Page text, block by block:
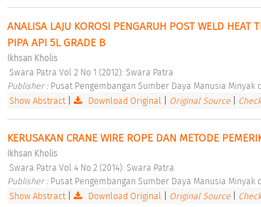
ANALISA LAJU KOROSI PENGARUH POST WELD HEAT
PIPA API 5L GRADE B
Ikhsan Kholis
Swara Patra Vol 2 No 1 (2012): Swara Patra
Publisher : Pusat Pengembangan Sumber Daya Manusia Minyak
Show Abstract| Download Original Original Source
KERUSAKAN CRANE WIRE ROPE DAN METODE
Ikhsan Kholis
Swara Patra Vol 4 No 2 (2014): Swara Patra
Publisher : Pusat Pengembangan Sumber Daya Manusia Minyak
Show Abstract| Download Original Original Source